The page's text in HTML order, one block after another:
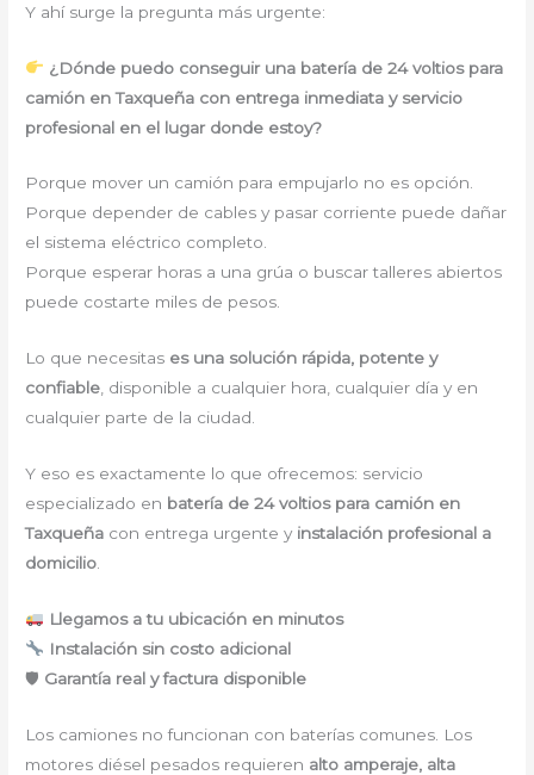
Y ahí surge la pregunta más urgente:
¿Dónde puedo conseguir una batería de 24 voltios para
camión en Taxqueña con entrega inmediata y servicio
profesional en el lugar donde estoy?
Porque mover un camión para empujarlo no es opción.
Porque depender de cables y pasar corriente puede dañar
el sistema eléctrico completo.
Porque esperar horas a una grúa o buscar talleres abiertos
puede costarte miles de pesos.
Lo que necesitas es una solución rápida, potente y
confiable, disponible a cualquier hora, cualquier día y en
cualquier parte de la ciudad.
Y eso es exactamente lo que ofrecemos: servicio
especializado en batería de 24 voltios para camión en
Taxqueña con entrega urgente y instalación profesional a
domicilio
Llegamos a tu ubicación en minutos
Instalación sin costo adicional
🛡 Garantía real y factura disponible
Los camiones no funcionan con baterías comunes. Los
motores diésel pesados requieren alto amperaje, alta